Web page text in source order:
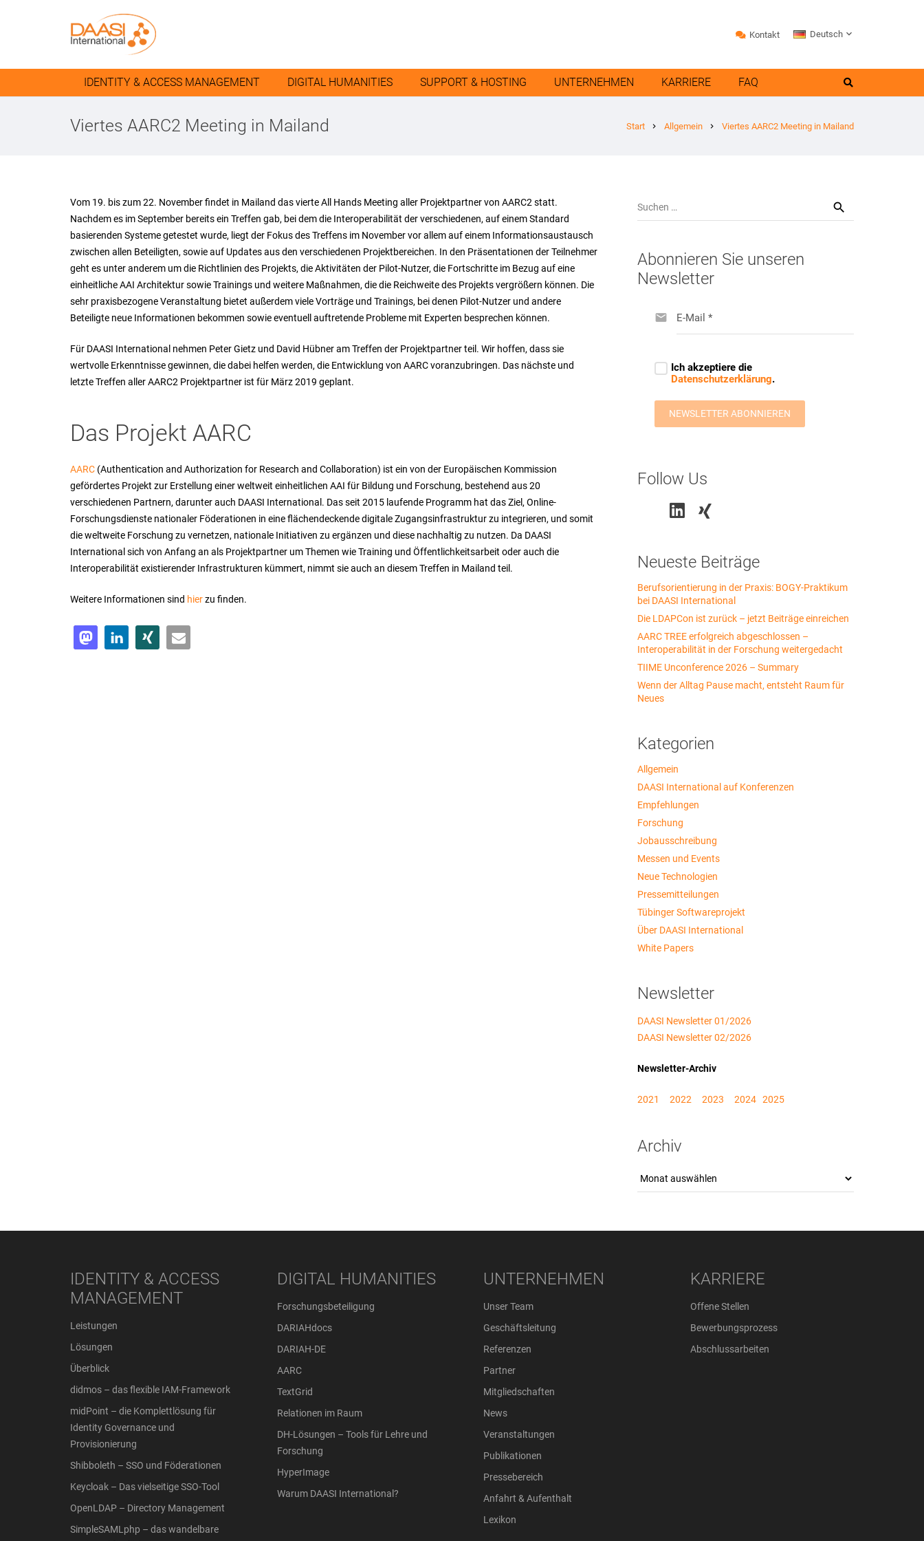
Kontakt Deutsch
IDENTITY & ACCESS MANAGEMENT DIGITAL HUMANITIES SUPPORT & HOSTING UNTERNEHMEN KARRIERE FAQ
Viertes AARC2 Meeting in Mailand Start chevron_right Allgemein chevron_right Viertes AARC2 Meeting in Mailand
Vom 19. bis zum 22. November findet in Mailand das vierte All Hands Meeting aller Projektpartner von AARC2 statt.
Nachdem es im September bereits ein Treffen gab, bei dem die Interoperabilität der verschiedenen, auf einem Standard
basierenden Systeme getestet wurde, liegt der Fokus des Treffens im November vor allem auf einem Informationsaustausch
zwischen allen Beteiligten, sowie auf Updates aus den verschiedenen Projektbereichen. In den Präsentationen der Teilnehmer
geht es unter anderem um die Richtlinien des Projekts, die Aktivitäten der Pilot-Nutzer, die Fortschritte im Bezug auf eine
einheitliche AAI Architektur sowie Trainings und weitere Maßnahmen, die die Reichweite des Projekts vergrößern können. Die
sehr praxisbezogene Veranstaltung bietet außerdem viele Vorträge und Trainings, bei denen Pilot-Nutzer und andere
Beteiligte neue Informationen bekommen sowie eventuell auftretende Probleme mit Experten besprechen können.
Für DAASI International nehmen Peter Gietz und David Hübner am Treffen der Projektpartner teil. Wir hoffen, dass sie
wertvolle Erkenntnisse gewinnen, die dabei helfen werden, die Entwicklung von AARC voranzubringen. Das nächste und
letzte Treffen aller AARC2 Projektpartner ist für März 2019 geplant.
Das Projekt AARC
AARC (Authentication and Authorization for Research and Collaboration) ist ein von der Europäischen Kommission
gefördertes Projekt zur Erstellung einer weltweit einheitlichen AAI für Bildung und Forschung, bestehend aus 20
verschiedenen Partnern, darunter auch DAASI International. Das seit 2015 laufende Programm hat das Ziel, Online-
Forschungsdienste nationaler Föderationen in eine flächendeckende digitale Zugangsinfrastruktur zu integrieren, und somit
die weltweite Forschung zu vernetzen, nationale Initiativen zu ergänzen und diese nachhaltig zu nutzen. Da DAASI
International sich von Anfang an als Projektpartner um Themen wie Training und Öffentlichkeitsarbeit oder auch die
Interoperabilität existierender Infrastrukturen kümmert, nimmt sie auch an diesem Treffen in Mailand teil.
Weitere Informationen sind hierzu finden.
Suchen
nach:
Abonnieren Sie unseren
Newsletter
Follow Us
Neueste Beiträge
Berufsorientierung in der Praxis: BOGY-Praktikum
bei DAASI International
Die LDAPCon ist zurück – jetzt Beiträge einreichen
AARC TREE erfolgreich abgeschlossen –
Interoperabilität in der Forschung weitergedacht
TIIME Unconference 2026 – Summary
Wenn der Alltag Pause macht, entsteht Raum für
Neues
Kategorien
Allgemein
DAASI International auf Konferenzen
Empfehlungen
Forschung
Jobausschreibung
Messen und Events
Neue Technologien
Pressemitteilungen
Tübinger Softwareprojekt
Über DAASI International
White Papers
Newsletter
DAASI Newsletter 01/2026
DAASI Newsletter 02/2026
Newsletter-Archiv
2021 2022 2023 2024 2025
Archiv
Archiv
IDENTITY & ACCESS
MANAGEMENT
Leistungen
Lösungen
Überblick
didmos – das flexible IAM-Framework
midPoint – die Komplettlösung für
Identity Governance und
Provisionierung
Shibboleth – SSO und Föderationen
Keycloak – Das vielseitige SSO-Tool
OpenLDAP – Directory Management
SimpleSAMLphp – das wandelbare
DIGITAL HUMANITIES
Forschungsbeteiligung
DARIAHdocs
DARIAH-DE
AARC
TextGrid
Relationen im Raum
DH-Lösungen – Tools für Lehre und
Forschung
HyperImage
Warum DAASI International?
UNTERNEHMEN
Unser Team
Geschäftsleitung
Referenzen
Partner
Mitgliedschaften
News
Veranstaltungen
Publikationen
Pressebereich
Anfahrt & Aufenthalt
Lexikon
KARRIERE
Offene Stellen
Bewerbungsprozess
Abschlussarbeiten